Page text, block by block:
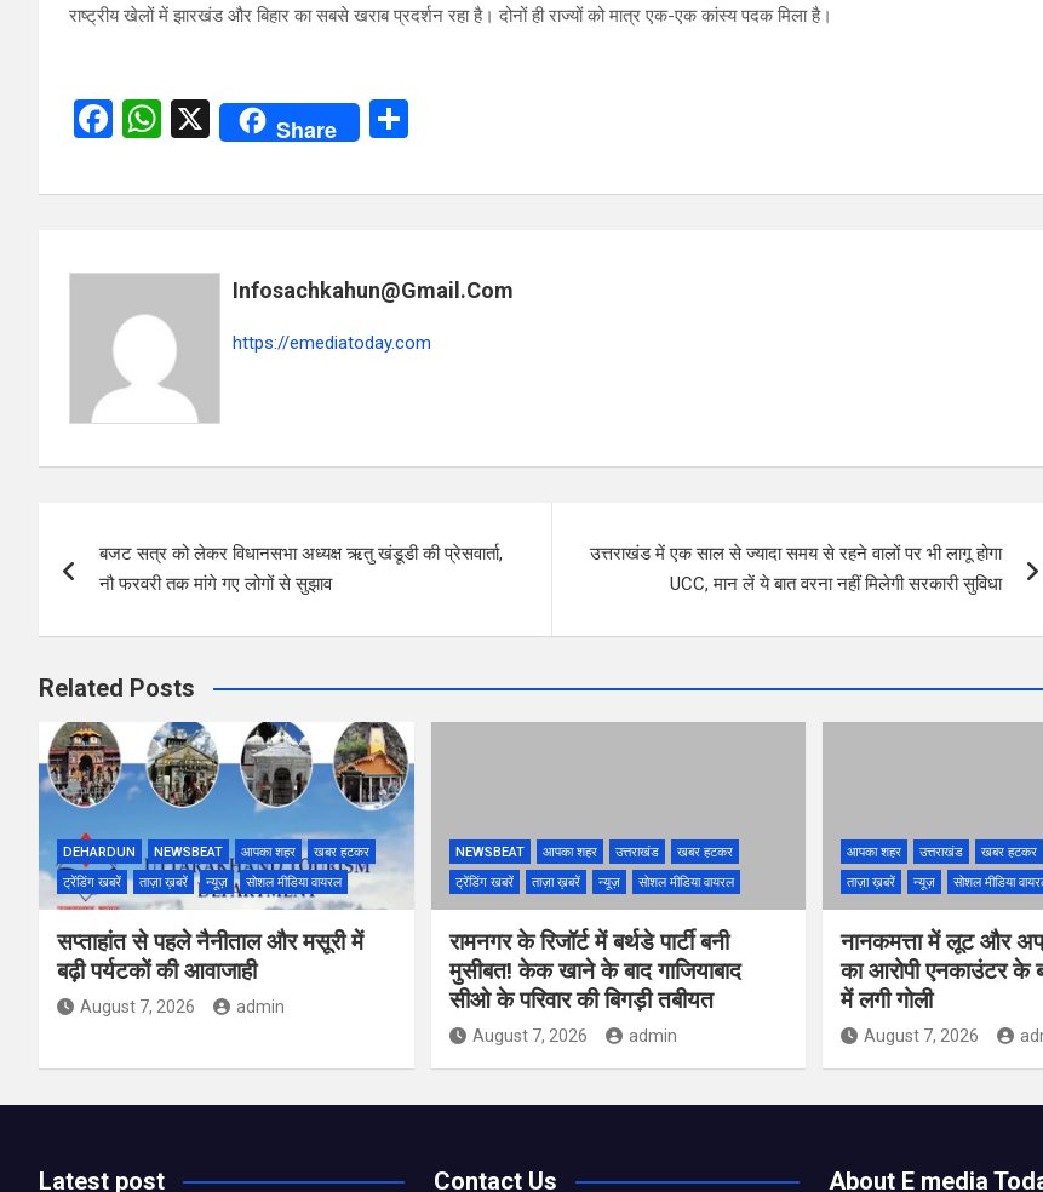
राष्ट्रीय खेलों में झारखंड और बिहार का सबसे खराब प्रदर्शन रहा है। दोनों ही राज्यों को मात्र एक-एक कांस्य पदक मिला है।
F
ce
o
o
k
W
at
A
p
p
X Share
ar
Infosachkahun@gmail.com
https://emediatoday.com
navigation
बजट सत्र को लेकर विधानसभा अध्यक्ष ऋतु खंडूडी की प्रेसवार्ता,
नौ फरवरी तक मांगे गए लोगों से सुझाव
उत्तराखंड में एक साल से ज्‍यादा समय से रहने वालों पर भी लागू होगा
UCC, मान लें ये बात वरना नहीं मिलेगी सरकारी सुविधा
Related Posts
DEHARDUN NEWSBEAT आपका शहर
खबर हटकर
ट्रेंडिंग खबरें
ताज़ा ख़बरें न्यूज़ सोशल मीडिया वायरल
सप्ताहांत से पहले नैनीताल और मसूरी में
बढ़ी पर्यटकों की आवाजाही
August 7, 2026 admin
NEWSBEAT आपका शहर उत्तराखंड
खबर हटकर
ट्रेंडिंग खबरें
ताज़ा ख़बरें न्यूज़ सोशल मीडिया वायरल
रामनगर के रिजॉर्ट में बर्थडे पार्टी बनी
मुसीबत! केक खाने के बाद गाजियाबाद
सीओ के परिवार की बिगड़ी तबीयत
August 7, 2026 admin
आपका शहर उत्तराखंड खबर हटकर
ताज़ा ख़बरें
न्यूज़ सोशल मीडिया
नानकमत्ता में लूट और
का आरोपी एनकाउंटर के
में लगी गोली
August 7, 2026
Latest post Contact Us About E media